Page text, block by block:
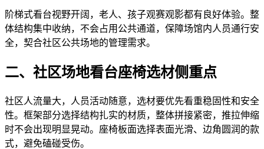
阶梯式看台视野开阔，老人、孩子观赛观影都有良好体验。整
体结构集中收纳，不会占用公共通道，保障场馆内人员通行安
全，契合社区公共场地的管理需求。
二、社区场地看台座椅选材侧重点
社区人流量大，人员活动随意，选材要优先看重稳固性和安全
性。框架部分选择结构扎实的材质，整体拼接紧密，推拉伸缩
时不会出现明显晃动。座椅板面选择表面光滑、边角圆润的款
式，避免磕碰受伤。